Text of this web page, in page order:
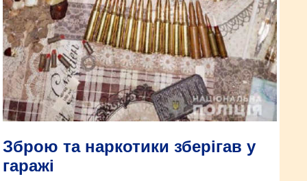
Зброю та наркотики зберігав у
гаражі